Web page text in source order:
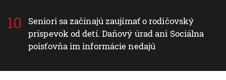
Seniori sa začínajú zaujímať o rodičovský
príspevok od detí. Daňový úrad ani Sociálna
poisťovňa im informácie nedajú